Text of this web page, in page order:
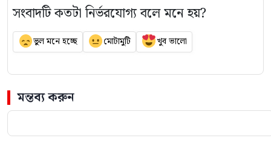
সংবাদটি কতটা নির্ভরযোগ্য বলে মনে হয়?
ভুল মনে হচ্ছে মোটামুটি খুব ভালো
মন্তব্য করুন